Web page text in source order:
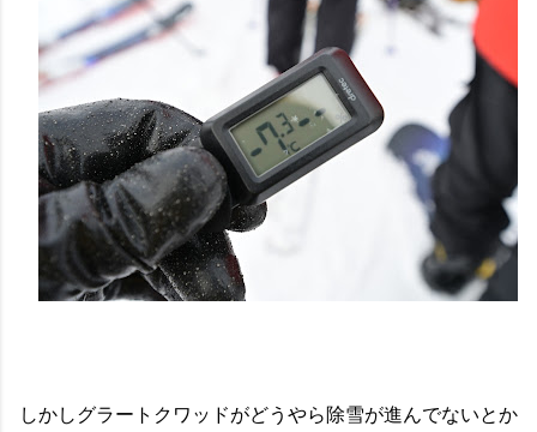
しかしグラートクワッドがどうやら除雪が進んでないとか